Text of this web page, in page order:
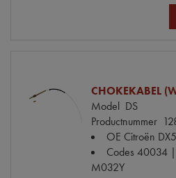
CHOKEKABEL
Model DS
Productnummer
OE Citroën
Codes 40034 |
M032Y